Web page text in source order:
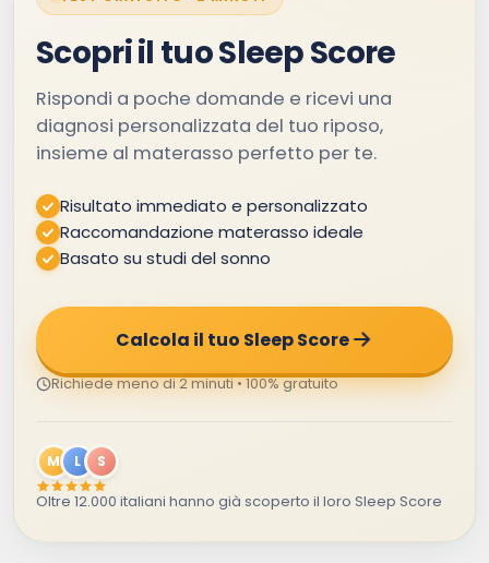
Scopri il tuo Sleep Score
Rispondi a poche domande e ricevi una
diagnosi personalizzata del tuo riposo,
insieme al materasso perfetto per te.
Risultato immediato e personalizzato
Raccomandazione materasso ideale
Basato su studi del sonno
Calcola il tuo Sleep Score
Richiede meno di 2 minuti • 100% gratuito
M L S
Oltre 12.000 italiani hanno già scoperto il loro Sleep Score